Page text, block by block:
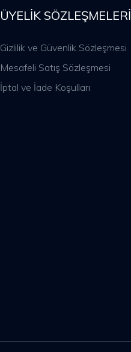
ÜYELIK SÖZLEŞMELERI
Gizlilik ve Güvenlik Sözleşmesi
Mesafeli Satış Sözleşmesi
İptal ve İade Koşulları